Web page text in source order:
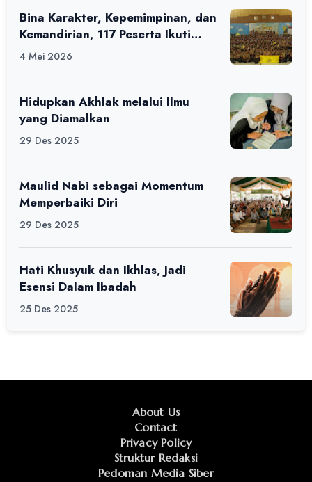
Bina Karakter, Kepemimpinan, dan
Kemandirian, 117 Peserta Ikuti
Alfaro Camp di MAN 1 Darussalam
4 Mei 2026
Hidupkan Akhlak melalui Ilmu
yang Diamalkan
29 Des 2025
Maulid Nabi sebagai Momentum
Memperbaiki Diri
29 Des 2025
Hati Khusyuk dan Ikhlas, Jadi
Esensi Dalam Ibadah
25 Des 2025
About Us
Contact
Privacy Policy
Struktur Redaksi
Pedoman Media Siber